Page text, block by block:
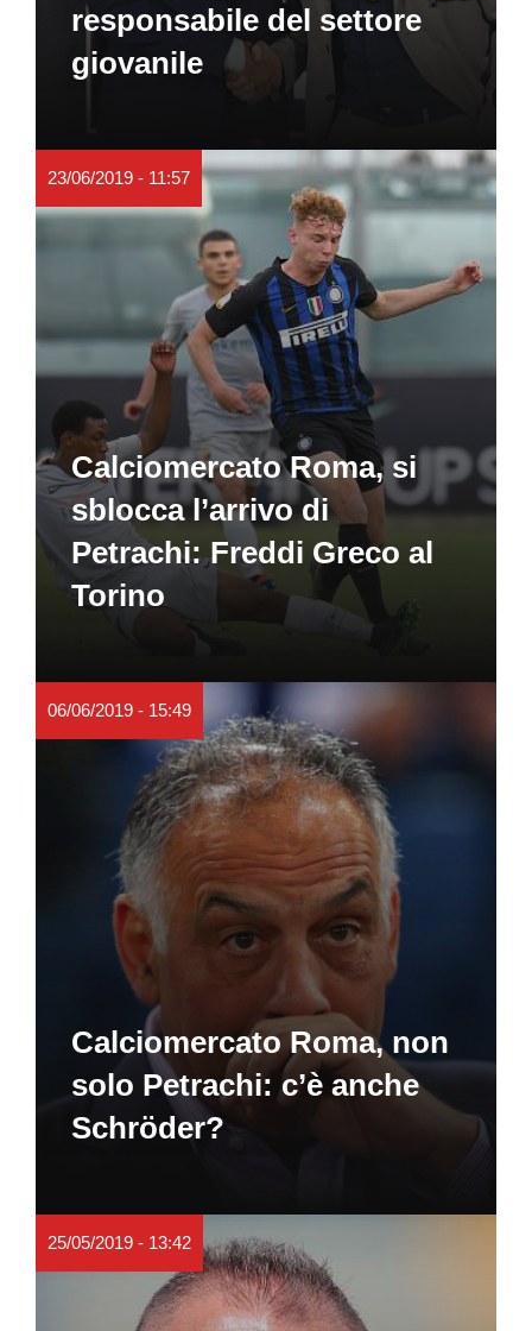
responsabile del settore
giovanile
23/06/2019 - 11:57
Calciomercato Roma, si
sblocca l’arrivo di
Petrachi: Freddi Greco al
Torino
06/06/2019 - 15:49
Calciomercato Roma, non
solo Petrachi: c’è anche
Schröder?
25/05/2019 - 13:42